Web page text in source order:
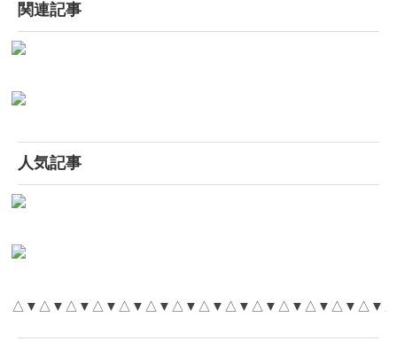
関連記事
人気記事